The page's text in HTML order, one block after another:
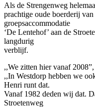
Als de Strengenweg
prachtige oude boerderij
groepsaccommodatie
‘De Lentehof’ aan de
langdurig
verblijf.
,,We zitten hier vanaf
,,In Westdorp hebben we
Henri runt dat.
Vanaf 1982 deden wij dat.
Stroetenweg